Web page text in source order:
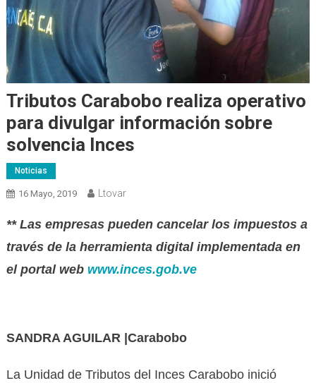
Tributos Carabobo realiza operativo
para divulgar información sobre
solvencia Inces
Noticias
16 Mayo, 2019 Ltovar
** Las empresas pueden cancelar los impuestos a
través de la herramienta digital implementadaen
el portal web www.inces.gob.ve
SANDRA AGUILAR |Carabobo
La Unidad de Tributos del Inces Carabobo inició